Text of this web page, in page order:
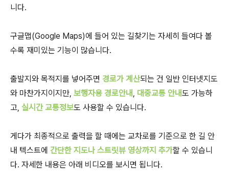
니다.
구글맵(Google Maps)에 들어 있는 길찾기는 자세히 들여다 볼
수록 재미있는 기능이 많습니다.
출발지와 목적지를 넣어주면 경로가 계산되는 건 일반 인터넷지도
와 마찬가지이지만, 보행자용 경로안내 , 대중교통 안내도 가능하
고, 실시간 교통정보도 사용할 수 있습니다.
게다가 최종적으로 출력을 할 때에는 교차로를 기준으로 한 길 안
내 텍스트에 간단한 지도나 스트릿뷰 영상까지 추가할 수 있습니
다. 자세한 내용은 아래 비디오를 보시면 됩니다.